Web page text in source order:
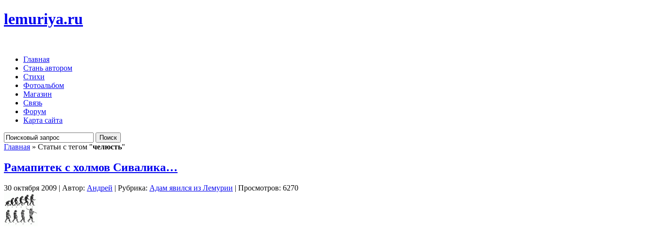
lemuriya.ru
Главная
Стань автором
Стихи
Фотоальбом
Магазин
Связь
Форум
Карта сайта
Главная » Статьи с тегом "челюсть"
Рамапитек с холмов Сивалика…
30 октября 2009 | Автор: Андрей | Рубрика: Адам явился из Лемурии | Просмотров: 6270